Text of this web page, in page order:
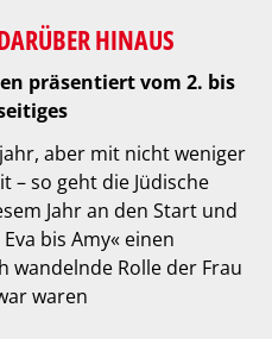
HINAUS
präsentiert vom 2. bis
aber mit nicht weniger
– so geht die Jüdische
Jahr an den Start und
bis Amy« einen
wandelnde Rolle der Frau
waren